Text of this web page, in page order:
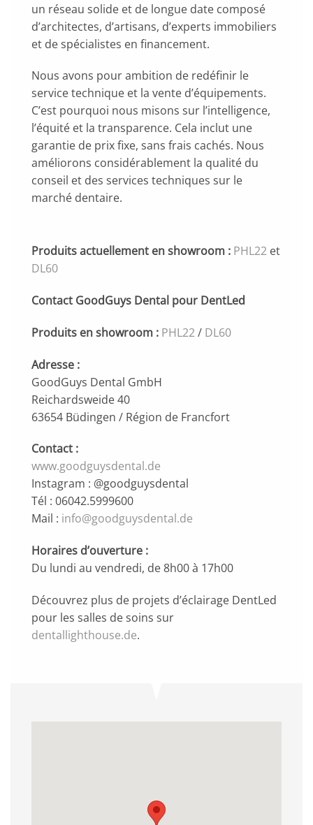
un réseau solide et de longue date composé
d’architectes, d’artisans, d’experts immobiliers
et de spécialistes en financement.
Nous avons pour ambition de redéfinir le
service technique et la vente d’équipements.
C’est pourquoi nous misons sur l’intelligence,
l’équité et la transparence. Cela inclut une
garantie de prix fixe, sans frais cachés. Nous
améliorons considérablement la qualité du
conseil et des services techniques sur le
marché dentaire.
Produits actuellement en showroom : PHL22 et
DL60
Contact GoodGuys Dental pour DentLed
Produits en showroom : PHL22/ DL60
Adresse :
GoodGuys Dental GmbH
Reichardsweide 40
63654 Büdingen / Région de Francfort
Contact :
www.goodguysdental.de
Instagram : @goodguysdental
Tél : 06042.5999600
Mail : info@goodguysdental.de
Horaires d’ouverture :
Du lundi au vendredi, de 8h00 à 17h00
Découvrez plus de projets d’éclairage DentLed
pour les salles de soins sur
dentallighthouse.de.